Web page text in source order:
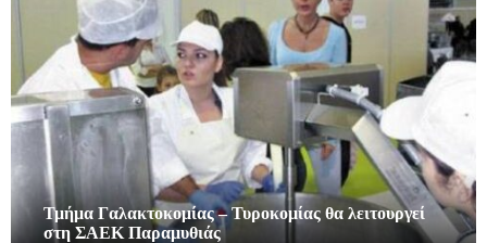
Τμήμα Γαλακτοκομίας – Τυροκομίας θα λειτουργεί
στη ΣΑΕΚ Παραμυθιάς